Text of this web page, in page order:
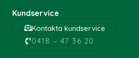
Kundservice
Kontakta kundservice
0418 – 47 36 20